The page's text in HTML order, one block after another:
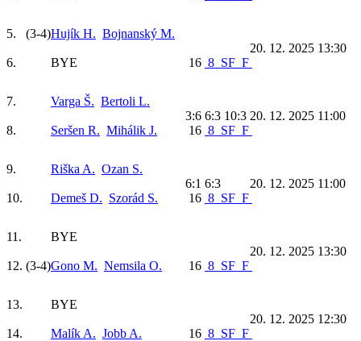
5. (3-4)Hujík H. Bojnanský M.
20. 12. 2025 13:30
6.
BYE 16 8 SF F
7. Varga Š. Bertoli L.
3:6 6:3 10:3 20. 12. 2025 11:00
8.
Seršen R. Mihálik J. 16 8 SF F
9. Riška A. Ozan S.
6:1 6:3
20. 12. 2025 11:00
10.
Demeš D. Szorád S. 16 8 SF F
11.
BYE
20. 12. 2025 13:30
12. (3-4)Gono M. Nemsila O. 16 8 SF F
13.
BYE
20. 12. 2025 12:30
14.
Malík A. Jobb A. 16 8 SF F